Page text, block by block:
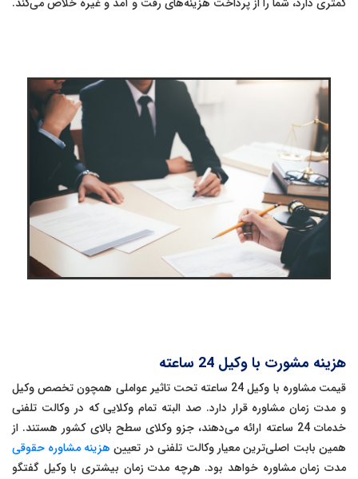
هزینه مشورت با وکیل 24 ساعته
قیمت مشاوره با وکیل 24 ساعته تحت تاثیر عواملی همچون تخصص وکیل
و مدت زمان مشاوره قرار دارد. صد البته تمام وکلایی که در وکالت تلفنی
خدمات 24 ساعته ارائه می‌دهند، جزو وکلای سطح بالای کشور هستند. از
همین بابت اصلی‌ترین معیار وکالت تلفنی در تعیین هزینه مشاوره حقوقی
مدت زمان مشاوره خواهد بود. هرچه مدت زمان بیشتری با وکیل گفتگو